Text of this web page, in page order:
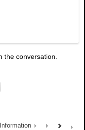
the conversation.